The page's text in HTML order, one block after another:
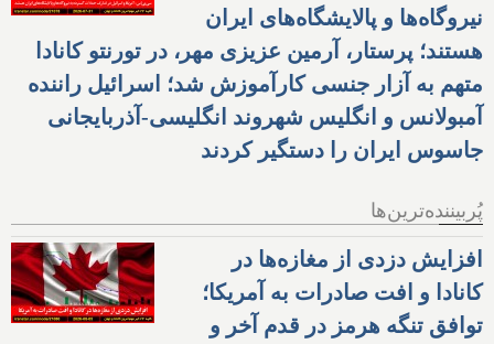
نیروگاه‌ها و پالایشگاه‌های ایران
هستند؛ پرستار، آرمین عزیزی مهر، در تورنتو کانادا
متهم به آزار جنسی کارآموزش شد؛ اسرائیل راننده
آمبولانس و انگلیس شهروند انگلیسی-آذربایجانی
جاسوس ایران را دستگیر کردند
پُربیننده‌ترین‌ها
افزایش دزدی از مغازه‌ها در
کانادا و افت صادرات به آمریکا؛
توافق تنگه هرمز در قدم آخر و